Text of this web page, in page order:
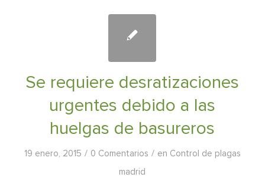
Se requiere desratizaciones
urgentes debido a las
huelgas de basureros
19 enero, 2015 / 0 Comentarios / en Control de plagas
madrid